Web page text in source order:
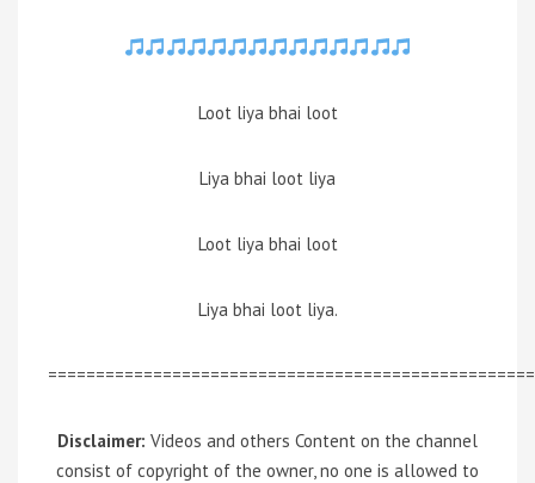
Loot liya bhai loot
Liya bhai loot liya
Loot liya bhai loot
Liya bhai loot liya.
Disclaimer: Videos and others Content on the channel
consist of copyright of the owner, no one is allowed to